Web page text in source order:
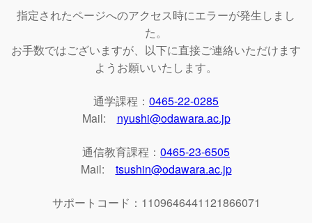
指定されたページへのアクセス時にエラーが発生しまし
た。
お手数ではございますが、以下に直接ご連絡いただけます
ようお願いいたします。
通学課程： 0465-22-0285
Mail: nyushi@odawara.ac.jp
通信教育課程： 0465-23-6505
Mail: tsushin@odawara.ac.jp
サポートコード：1109646441121866071